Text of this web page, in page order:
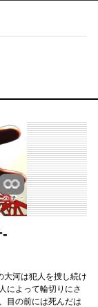
河は犯人を捜し続け
によって輪切りにさ
目の前には死んだは